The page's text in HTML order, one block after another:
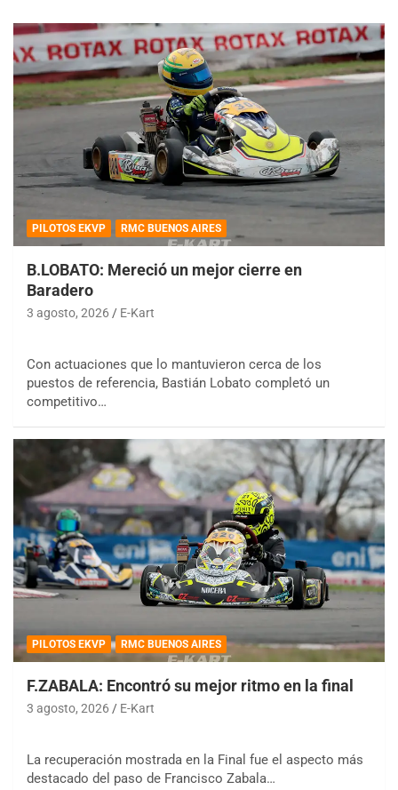
PILOTOS EKVP RMC BUENOS AIRES
B.LOBATO: Mereció un mejor cierre en
Baradero
3 agosto, 2026 E-Kart
Con actuaciones que lo mantuvieron cerca de los
puestos de referencia, Bastián Lobato completó un
competitivo…
PILOTOS EKVP RMC BUENOS AIRES
F.ZABALA: Encontró su mejor ritmo en la final
3 agosto, 2026 E-Kart
La recuperación mostrada en la Final fue el aspecto más
destacado del paso de Francisco Zabala…